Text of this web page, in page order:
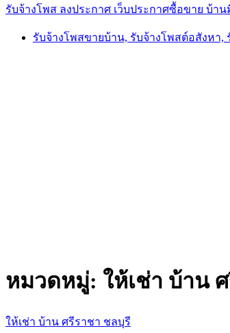
รับจ้างโพส ลงประกาศ เว็บประกาศซื้อขาย บ้า
รับจ้างโพสขายบ้าน, รับจ้างโพสต์อสังหา,
หมวดหมู่: ให้เช่า บ้าน
ให้เช่า บ้าน ศรีราชา ชลบุรี